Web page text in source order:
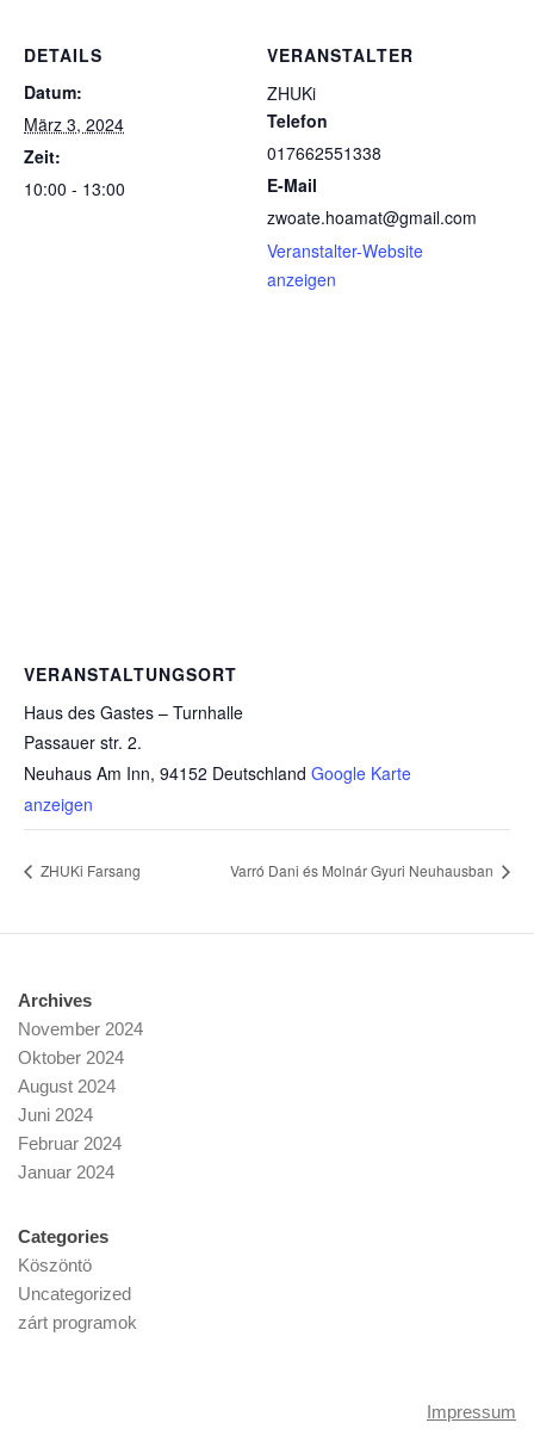
DETAILS
Datum:
März 3, 2024
Zeit:
10:00 - 13:00
VERANSTALTER
ZHUKi
Telefon
017662551338
E-Mail
zwoate.hoamat@gmail.com
Veranstalter-Website
anzeigen
VERANSTALTUNGSORT
Haus des Gastes – Turnhalle
Passauer str. 2.
Neuhaus Am Inn, 94152 Deutschland Google Karte
anzeigen
ZHUKi Farsang Varró Dani és Molnár Gyuri Neuhausban
Archives
November 2024
Oktober 2024
August 2024
Juni 2024
Februar 2024
Januar 2024
Categories
Köszöntö
Uncategorized
zárt programok
Impressum